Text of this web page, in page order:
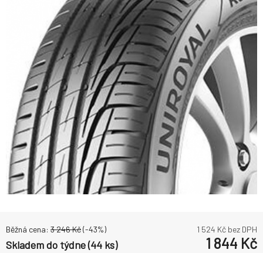
Běžná cena: 3 246Kč(-43%) 1 524 Kč bez DPH
Skladem do týdne (44 ks) 1 844 Kč